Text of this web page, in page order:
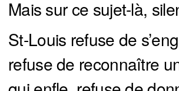
Mais sur ce sujet-là,
St-Louis refuse de
refuse de reconnaître